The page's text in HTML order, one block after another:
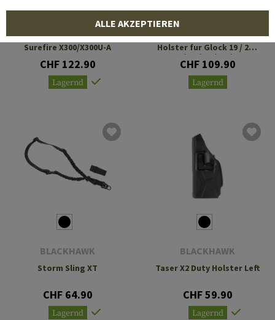
Omnivore Holster with
Surefire X300/X300U-A
CHF 122.90
Lagernd
T-Series L2C Concealment
Holster fur Glock 19 / 23 /
26 / 27 / 32 / 33 / 45
CHF 109.90
Lagernd
BLACKHAWK
Storm Sling XT
CHF 64.90
Lagernd
BLACKHAWK
Taser X2 Duty Holster Left
CHF 59.90
Lagernd
ALLE AKZEPTIEREN